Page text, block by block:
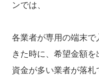
ンでは、
各業者が専用の端末
きた時に、希望金額を
資金が多い業者が落札